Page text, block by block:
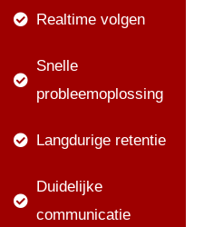
Realtime volgen
Snelle
probleemoplossing
Langdurige retentie
Duidelijke
communicatie